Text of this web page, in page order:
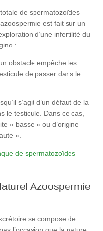
de spermatozoïdes
est fait sur un
d’une infertilité du
:
obstacle empêche les
de passer dans le
s’agit d’un défaut de la
le testicule. Dans ce cas,
« basse » ou d’origine
».
de spermatozoïdes
Azoospermie
se compose de
l’occasion que la nature